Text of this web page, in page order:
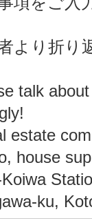
より折り
talk
estate
house
ku,